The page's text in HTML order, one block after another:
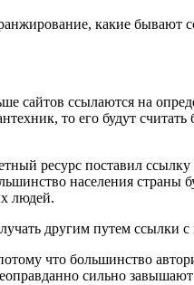
какие
ссылаются на
то его будут
ресурс поставил
населения
людей.
другим путем ссылки с
что большинство
сильно